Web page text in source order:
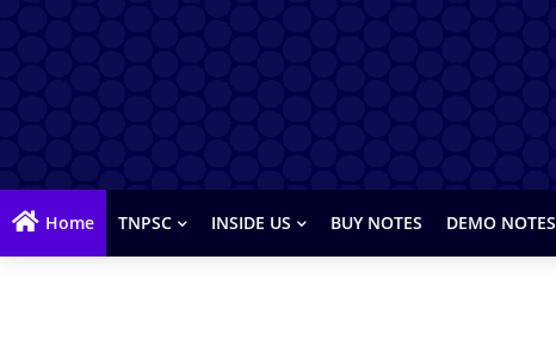
Home TNPSC INSIDE US BUY NOTES DEMO NOTES